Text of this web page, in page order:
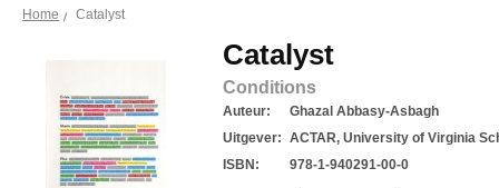
Home Catalyst
Catalyst
Conditions
Auteur:
Ghazal Abbasy-Asbagh
Uitgever: ACTAR, University of Virginia
ISBN:
978-1-940291-00-0